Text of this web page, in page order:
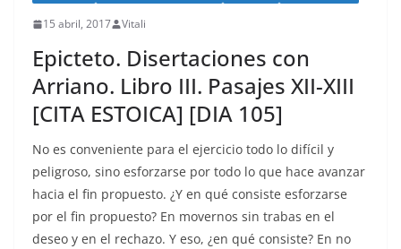
15 abril, 2017 Vitali
Epicteto. Disertaciones con
Arriano. Libro III. Pasajes XII-XIII
[CITA ESTOICA] [DIA 105]
No es conveniente para el ejercicio todo lo difícil y
peligroso, sino esforzarse por todo lo que hace avanzar
hacia el fin propuesto. ¿Y en qué consiste esforzarse
por el fin propuesto? En movernos sin trabas en el
deseo y en el rechazo. Y eso, ¿en qué consiste? En no